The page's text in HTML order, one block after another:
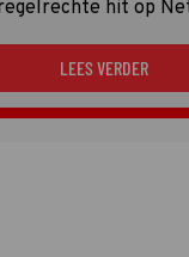
LEES VERDER